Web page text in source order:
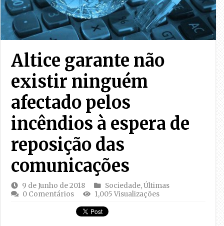
Altice garante não
existir ninguém
afectado pelos
incêndios à espera de
reposição das
comunicações
9 de Junho de 2018 Sociedade,Últimas
0 Comentários
1,005 Visualizações